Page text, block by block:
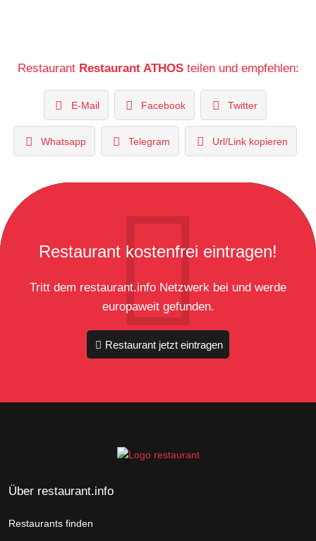
Restaurant Restaurant ATHOSteilen und empfehlen:
E-Mail Facebook Twitter
Whatsapp Telegram Url/Link kopieren
Restaurant kostenfrei eintragen!
Tritt dem restaurant.info Netzwerk bei und werde
europaweit gefunden.
Restaurant jetzt eintragen
Über restaurant.info
Restaurants finden